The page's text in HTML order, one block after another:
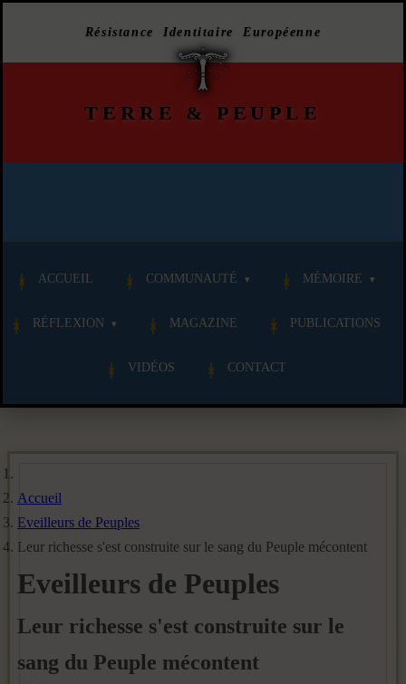
Résistance Identitaire Européenne
TERRE & PEUPLE
ACCUEIL COMMUNAUTÉ MÉMOIRE
RÉFLEXION MAGAZINE PUBLICATIONS
VIDÉOS CONTACT
Accueil
Eveilleurs de Peuples
Leur richesse s'est construite sur le sang du Peuple mécontent
Eveilleurs de Peuples
Leur richesse s'est construite sur le
sang du Peuple mécontent